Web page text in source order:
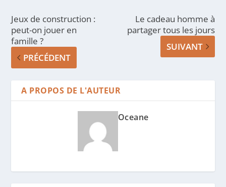
Jeux de construction :
peut-on jouer en
famille ?
PRÉCÉDENT
Le cadeau homme à
partager tous les jours
SUIVANT
A PROPOS DE L'AUTEUR
Oceane